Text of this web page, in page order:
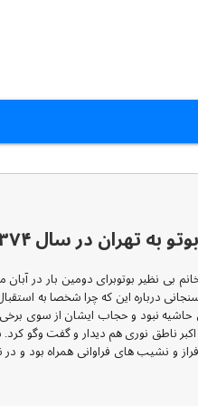
تهران در سال ۱۳۷۴
درباره این که چرا شخصا به
حاشیه نبود و حجاب ایشان از سوی
ناطق نوری هم دیدار و گفت وگو